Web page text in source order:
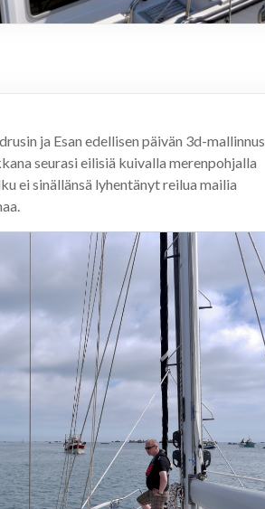
ja Esan edellisen päivän 3d-mallinnus
seurasi eilisiä kuivalla merenpohjalla
ei sinällänsä lyhentänyt reilua mailia